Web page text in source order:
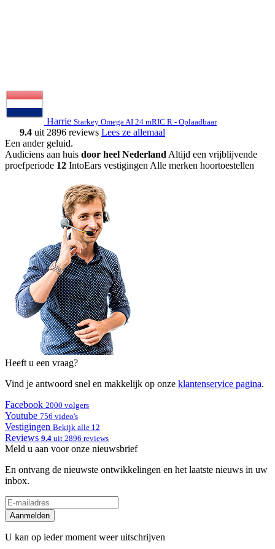
Harrie Starkey Omega AI 24 mRIC R - Oplaadbaar
9.4 uit 2896 reviews Lees ze allemaal
Een ander geluid.
Audiciens aan huis door heel Nederland Altijd een vrijblijvende
proefperiode 12 IntoEars vestigingen Alle merken hoortoestellen
Heeft u een vraag?
Vind je antwoord snel en makkelijk op onze klantenservice pagina.
Facebook 2000 volgers
Youtube 756 video's
Vestigingen Bekijk alle 12
Reviews 9.4 uit 2896 reviews
Meld u aan voor onze nieuwsbrief
En ontvang de nieuwste ontwikkelingen en het laatste nieuws in uw
inbox.
Aanmelden
U kan op ieder moment weer uitschrijven